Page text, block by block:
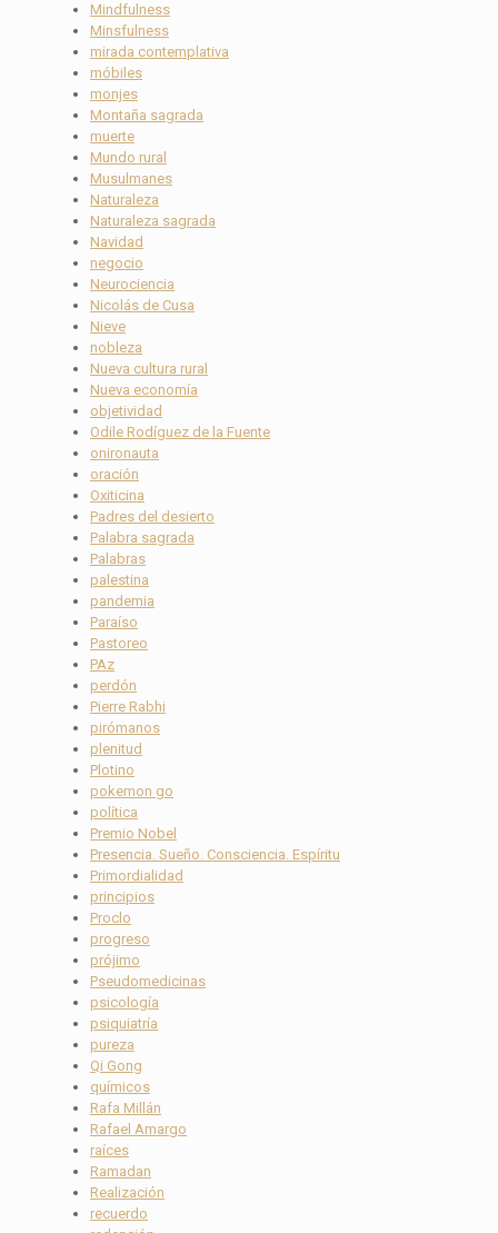
Mindfulness
Minsfulness
mirada contemplativa
móbiles
monjes
Montaña sagrada
muerte
Mundo rural
Musulmanes
Naturaleza
Naturaleza sagrada
Navidad
negocio
Neurociencia
Nicolás de Cusa
Nieve
nobleza
Nueva cultura rural
Nueva economía
objetividad
Odile Rodíguez de la Fuente
onironauta
oración
Oxiticina
Padres del desierto
Palabra sagrada
Palabras
palestina
pandemia
Paraíso
Pastoreo
PAz
perdón
Pierre Rabhi
pirómanos
plenitud
Plotino
pokemon go
política
Premio Nobel
Presencia. Sueño. Consciencia. Espíritu
Primordialidad
principios
Proclo
progreso
prójimo
Pseudomedicinas
psicología
psiquiatría
pureza
Qi Gong
químicos
Rafa Millán
Rafael Amargo
raíces
Ramadan
Realización
recuerdo